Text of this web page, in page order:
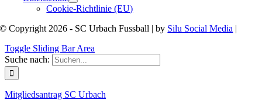
Cookie-Richtlinie (EU)
© Copyright 2026 - SC Urbach Fussball | by Silu Social Media |
Toggle Sliding Bar Area
Suche nach:
Mitgliedsantrag SC Urbach